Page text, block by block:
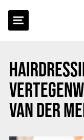
VAN DER
BACK TO OVERVIEW